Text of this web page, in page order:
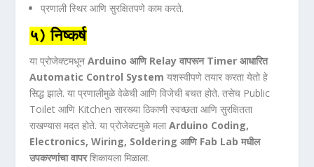
प्रणाली स्थिर आणि सुरक्षितपणे काम करते.
५) निष्कर्ष
या प्रोजेक्टमधूनArduino आणि Relay वापरून Timer आधारित
Automatic Control System यशस्वीपणे तयार करता येतो हे
सिद्ध झाले. या प्रणालीमुळे वेळेची आणि विजेची बचत होते. तसेच Public
Toilet आणि Kitchen सारख्या ठिकाणी स्वच्छता आणि सुरक्षितता
राखण्यास मदत होते. या प्रोजेक्टमुळे मलाArduino Coding,
Electronics, Wiring, Soldering आणि Fab Lab मधील
उपकरणांचा वापरशिकायला मिळाला.